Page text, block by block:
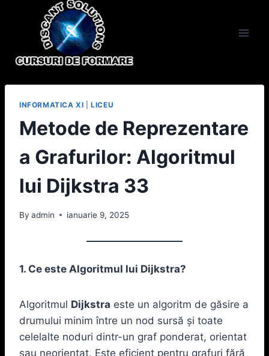
INFORMATICA XI |LICEU
Metode de Reprezentare
a Grafurilor: Algoritmul
lui Dijkstra 33
By admin ianuarie 9, 2025
1. Ce este Algoritmul lui Dijkstra?
Algoritmul Dijkstra este un algoritm de găsire a
drumului minim între un nod sursă și toate
celelalte noduri dintr-un graf ponderat, orientat
sau neorientat. Este eficient pentru grafuri fără